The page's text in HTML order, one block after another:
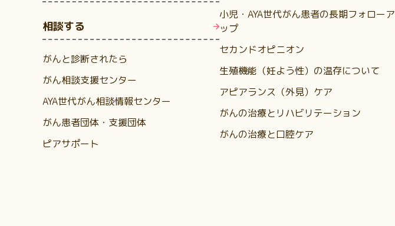
相談する
がんと診断されたら
がん相談支援センター
AYA世代がん相談情報センター
がん患者団体・支援団体
ピアサポート
小児・AYA世代がん患者の長期フォローア
ップ
セカンドオピニオン
生殖機能（妊よう性）の温存について
アピアランス（外見）ケア
がんの治療とリハビリテーション
がんの治療と口腔ケア